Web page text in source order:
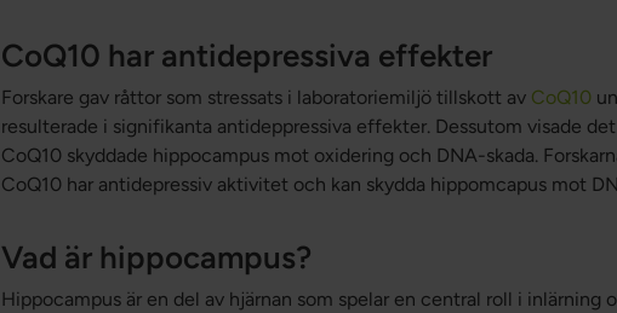
CoQ10 har antidepressiva effekter
Forskare gav råttor som stressats i laboratoriemiljö tillskott av CoQ10
resulterade i signifikanta antideppressiva effekter. Dessutom visade
CoQ10 skyddade hippocampus mot oxidering och DNA-skada.
CoQ10 har antidepressiv aktivitet och kan skydda hippomcapus mot
Vad är hippocampus?
Hippocampus är en del av hjärnan som spelar en central roll i inlärning